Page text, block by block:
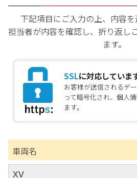
下記項目にご入力の上、内容を
担当者が内容を確認し、折り返し
ます。
SSLに対応していま
お客様が送信されるデ
って暗号化され、個人
ます。
車両名